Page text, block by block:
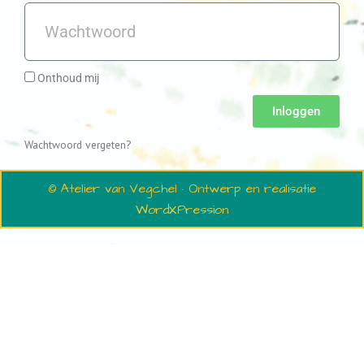
Onthoud mij
Inloggen
Wachtwoord vergeten?
© Atelier van Vegchel · Ontwerp en realisatie
WordXPression